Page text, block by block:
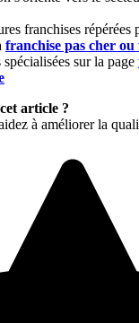
franchises répérées
franchise pas cher
sur la page
article ?
à améliorer la